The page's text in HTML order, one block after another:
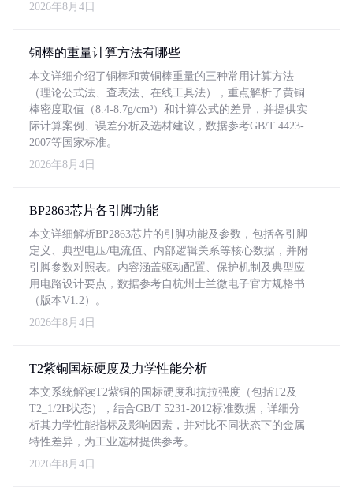
2026年8月4日
铜棒的重量计算方法有哪些
本文详细介绍了铜棒和黄铜棒重量的三种常用计算方法
（理论公式法、查表法、在线工具法），重点解析了黄铜
棒密度取值（8.4-8.7g/cm³）和计算公式的差异，并提供实
际计算案例、误差分析及选材建议，数据参考GB/T 4423-
2007等国家标准。
2026年8月4日
BP2863芯片各引脚功能
本文详细解析BP2863芯片的引脚功能及参数，包括各引脚
定义、典型电压/电流值、内部逻辑关系等核心数据，并附
引脚参数对照表。内容涵盖驱动配置、保护机制及典型应
用电路设计要点，数据参考自杭州士兰微电子官方规格书
（版本V1.2）。
2026年8月4日
T2紫铜国标硬度及力学性能分析
本文系统解读T2紫铜的国标硬度和抗拉强度（包括T2及
T2_1/2H状态），结合GB/T 5231-2012标准数据，详细分
析其力学性能指标及影响因素，并对比不同状态下的金属
特性差异，为工业选材提供参考。
2026年8月4日